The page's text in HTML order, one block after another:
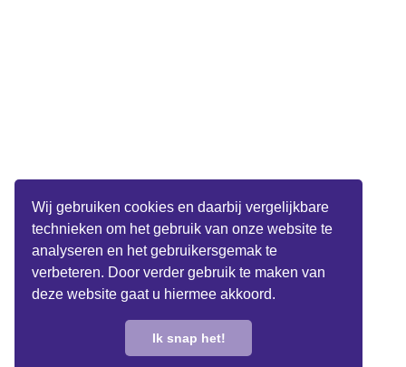
Wij gebruiken cookies en daarbij vergelijkbare
technieken om het gebruik van onze website te
analyseren en het gebruikersgemak te
verbeteren. Door verder gebruik te maken van
deze website gaat u hiermee akkoord.
Ik snap het!